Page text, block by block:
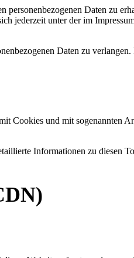
Daten zu
jederzeit unter der im
Daten zu
Cookies und mit sogenannten
Informationen zu diesen